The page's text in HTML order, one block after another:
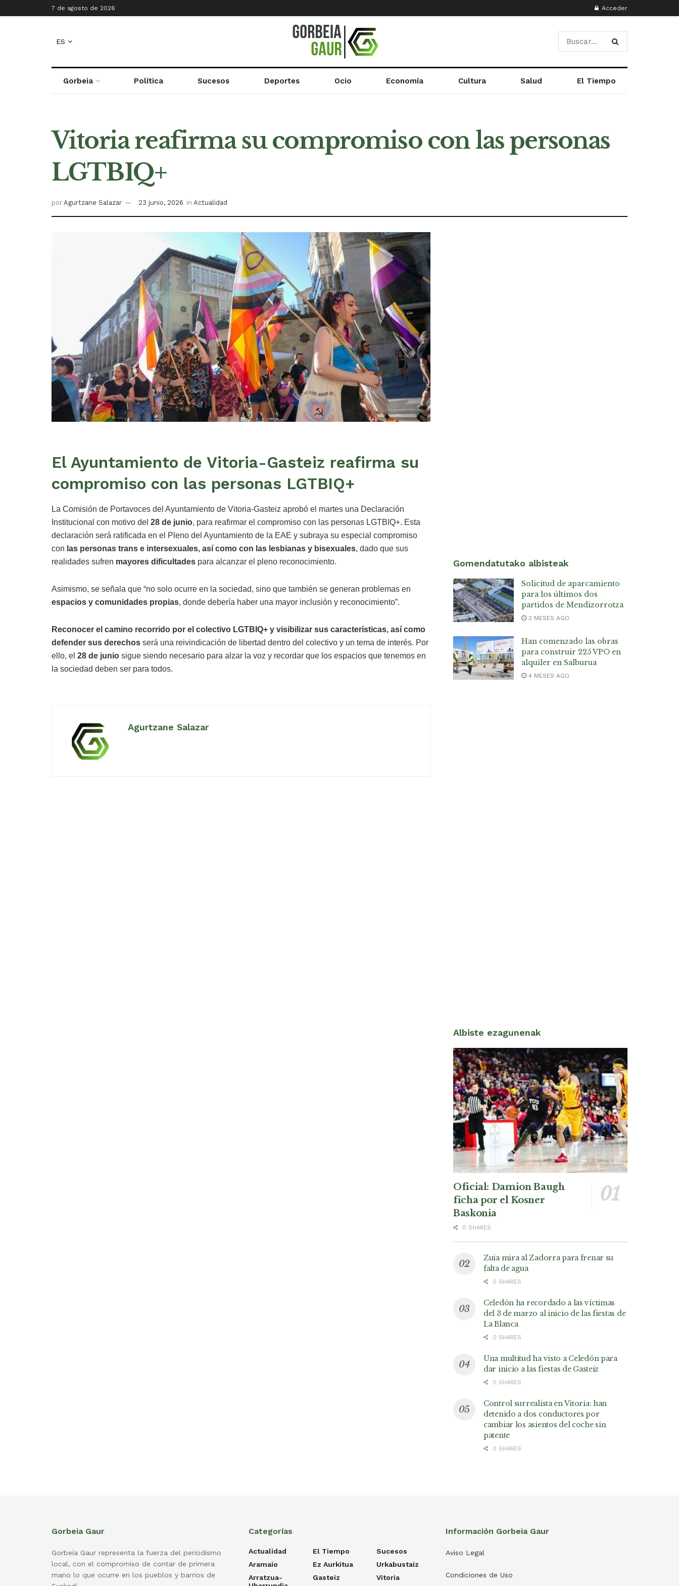
7 de agosto de 2026 Acceder
ES
Gorbeia Política Sucesos Deportes Ocio Economía Cultura Salud El Tiempo
Vitoria reafirma su compromiso con las personas
LGTBIQ+
por Agurtzane Salazar 23 junio, 2026 in Actualidad
El Ayuntamiento de Vitoria-Gasteiz reafirma su
compromiso con las personas LGTBIQ+
La Comisión de Portavoces del Ayuntamiento de Vitoria-Gasteiz aprobó el martes una Declaración
Institucional con motivo del 28 de junio, para reafirmar el compromiso con las personas LGTBIQ+. Esta
declaración será ratificada en el Pleno del Ayuntamiento de la EAE y subraya su especial compromiso
con las personas trans e intersexuales, así como con las lesbianas y bisexuales, dado que sus
realidades sufren mayores dificultades para alcanzar el pleno reconocimiento.
Asimismo, se señala que “no solo ocurre en la sociedad, sino que también se generan problemas en
espacios y comunidades propias, donde debería haber una mayor inclusión y reconocimiento”.
Reconocer el camino recorrido por el colectivo LGTBIQ+ y visibilizar sus características, así como
defender sus derechos será una reivindicación de libertad dentro del colectivo y un tema de interés. Por
ello, el 28 de junio sigue siendo necesario para alzar la voz y recordar que los espacios que tenemos en
la sociedad deben ser para todos.
Agurtzane Salazar
Gomendatutako albisteak
Solicitud de aparcamiento
para los últimos dos
partidos de Mendizorrotza
3 MESES AGO
Han comenzado las obras
para construir 225 VPO en
alquiler en Salburua
4 MESES AGO
Albiste ezagunenak
Oficial: Damion Baugh
ficha por el Kosner
Baskonia
0 SHARES
Zuia mira al Zadorra para frenar su
falta de agua
0 SHARES
Celedón ha recordado a las víctimas
del 3 de marzo al inicio de las fiestas de
La Blanca
0 SHARES
Una multitud ha visto a Celedón para
dar inicio a las fiestas de Gasteiz
0 SHARES
Control surrealista en Vitoria: han
detenido a dos conductores por
cambiar los asientos del coche sin
patente
0 SHARES
Gorbeia Gaur
Gorbeia Gaur representa la fuerza del periodismo
local, con el compromiso de contar de primera
mano lo que ocurre en los pueblos y barrios de
Categorías
Actualidad
Aramaio
Arratzua-
El Tiempo
Ez Aurkitua
Gasteiz
Sucesos
Urkabustaiz
Vitoria
Información Gorbeia Gaur
Aviso Legal
Condiciones de Uso